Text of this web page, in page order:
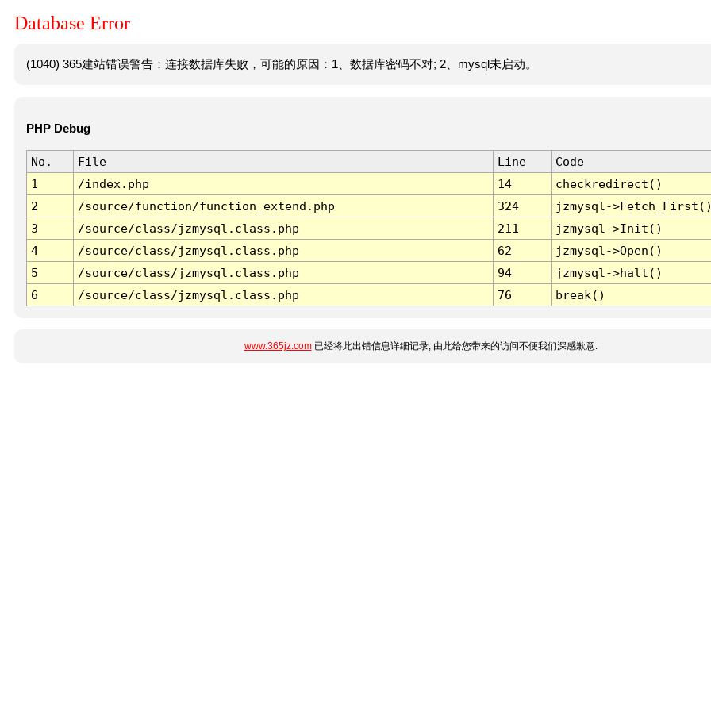
Database Error
(1040) 365建站错误警告：连接数据库失败，可能的原因：1、数据库密码不对; 2、mysql未启动。
PHP Debug
No. File Line
Code
1
/index.php 14
checkredirect()
2
/source/function/function_extend.php 324
jzmysql-
3
/source/class/jzmysql.class.php 211
jzmysql->Init()
4
/source/class/jzmysql.class.php 62
jzmysql->Open()
5
/source/class/jzmysql.class.php 94
jzmysql->halt()
6
/source/class/jzmysql.class.php 76 break()
www.365jz.com已经将此出错信息详细记录, 由此给您带来的访问不便我们深感歉意.